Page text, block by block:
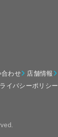
合わせ 店舗情報
イバシーポリシー